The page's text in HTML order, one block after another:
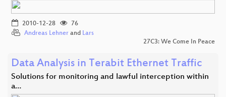
2010-12-28
76
Andreas Lehner and Lars
27C3: We Come In Peace
Data Analysis in Terabit Ethernet Traffic
Solutions for monitoring and lawful interception within
a…